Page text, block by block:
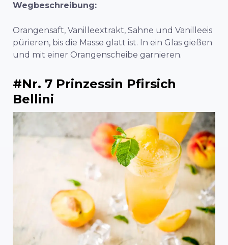
Wegbeschreibung:
Orangensaft, Vanilleextrakt, Sahne und Vanilleeis
pürieren, bis die Masse glatt ist. In ein Glas gießen
und mit einer Orangenscheibe garnieren.
#Nr. 7 Prinzessin Pfirsich
Bellini